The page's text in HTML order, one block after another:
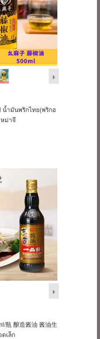
น้ำมันพริกไทย(พริกฮ
หม่าจึ
瓶 酿造酱油 酱油生
เล็ก